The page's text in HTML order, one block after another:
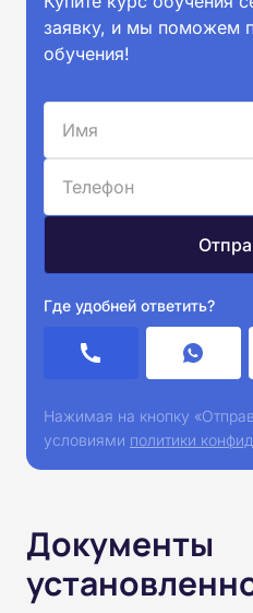
заявку, и мы поможем
обучения!
Где удобней ответить?
Нажимая на кнопку
условиями политики
Документы